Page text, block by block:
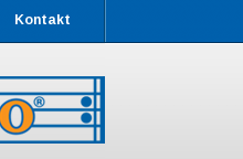
Kontakt